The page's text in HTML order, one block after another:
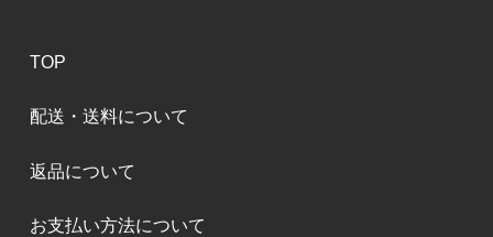
TOP
配送・送料について
返品について
お支払い方法について